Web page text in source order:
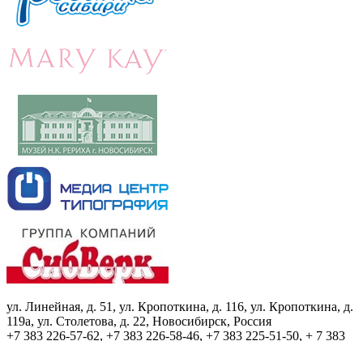
ул. Линейная, д. 51, ул. Кропоткина, д. 116, ул. Кропоткина, д.
119а, ул. Столетова, д. 22, Новосибирск, Россия
+7 383 226-57-62, +7 383 226-58-46, +7 383 225-51-50, + 7 383